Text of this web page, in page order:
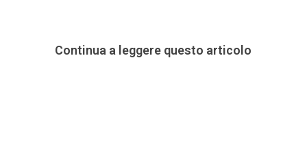
Continua a leggere questo articolo